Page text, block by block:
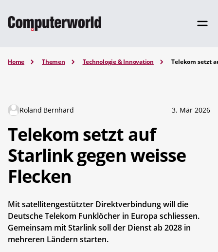
Home Themen Technologie & Innovation Telekom setzt
Roland Bernhard 3. Mär 2026
Telekom setzt auf
Starlink gegen weisse
Flecken
Mit satellitengestützter Direktverbindung will die
Deutsche Telekom Funklöcher in Europa schliessen.
Gemeinsam mit Starlink soll der Dienst ab 2028 in
mehreren Ländern starten.